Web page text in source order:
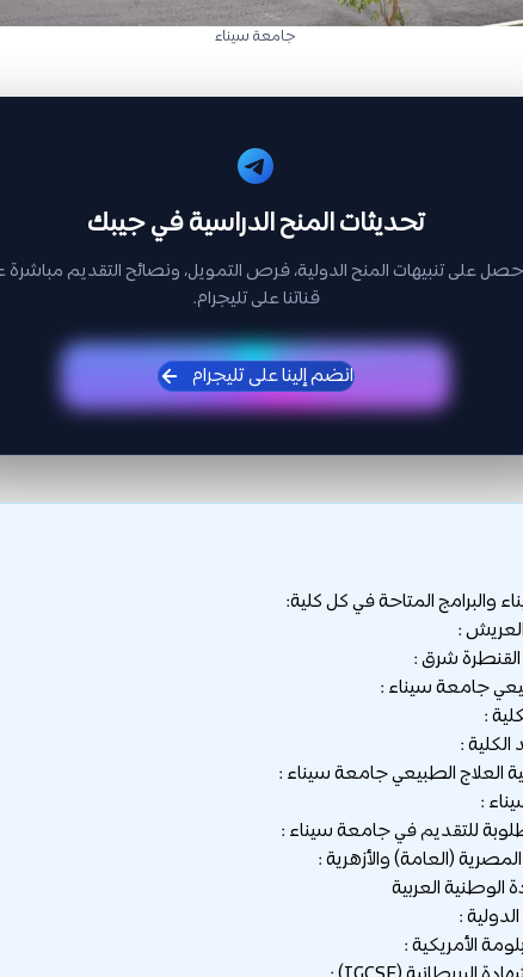
جامعة سيناء
تحديثات المنح الدراسية في جيبك
على تنبيهات المنح الدولية، فرص التمويل، ونصائح التقديم مباشرة
قناتنا على تليجرام.
انضم إلينا على تليجرام
والبرامج المتاحة في كل كلية:
:
شرق :
جامعة سيناء :
:
:
العلاج الطبيعي جامعة سيناء :
:
للتقديم في جامعة سيناء :
:
الأمريكية :